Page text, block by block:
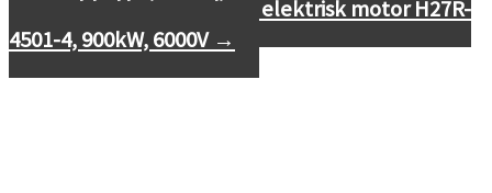
Datablad højspændings elektrisk motor H27R-
4501-4, 900kW, 6000V →